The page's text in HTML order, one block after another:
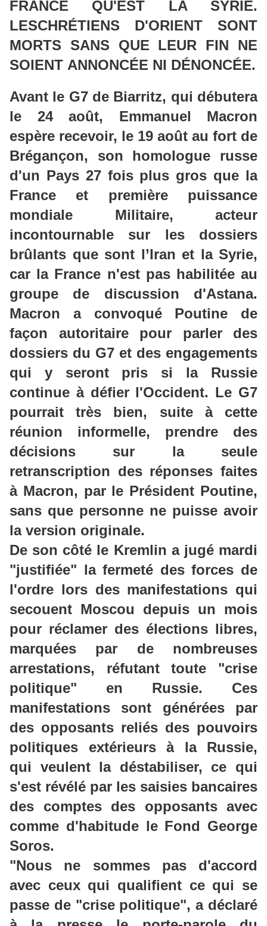
FRANCE QU'EST LA SYRIE.
LESCHRÉTIENS D'ORIENT SONT
MORTS SANS QUE LEUR FIN NE
SOIENT ANNONCÉE NI DÉNONCÉE.
Avant le G7 de Biarritz, qui débutera
le 24 août, Emmanuel Macron
espère recevoir, le 19 août au fort de
Brégançon, son homologue russe
d'un Pays 27 fois plus gros que la
France et première puissance
mondiale Militaire, acteur
incontournable sur les dossiers
brûlants que sont l’Iran et la Syrie,
car la France n'est pas habilitée au
groupe de discussion d'Astana.
Macron a convoqué Poutine de
façon autoritaire pour parler des
dossiers du G7 et des engagements
qui y seront pris si la Russie
continue à défier l'Occident. Le G7
pourrait très bien, suite à cette
réunion informelle, prendre des
décisions sur la seule
retranscription des réponses faites
à Macron, par le Président Poutine,
sans que personne ne puisse avoir
la version originale.
De son côté le Kremlin a jugé mardi
"justifiée" la fermeté des forces de
l'ordre lors des manifestations qui
secouent Moscou depuis un mois
pour réclamer des élections libres,
marquées par de nombreuses
arrestations, réfutant toute "crise
politique" en Russie. Ces
manifestations sont générées par
des opposants reliés des pouvoirs
politiques extérieurs à la Russie,
qui veulent la déstabiliser, ce qui
s'est révélé par les saisies bancaires
des comptes des opposants avec
comme d'habitude le Fond George
Soros.
"Nous ne sommes pas d'accord
avec ceux qui qualifient ce qui se
passe de "crise politique", a déclaré